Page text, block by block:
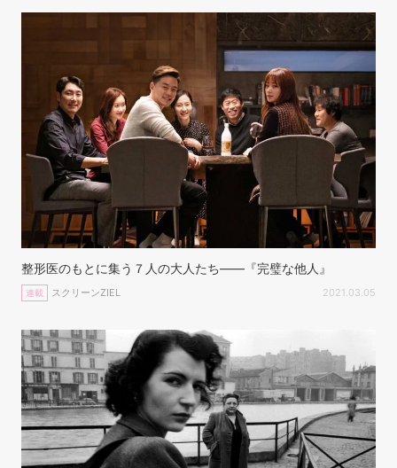
整形医のもとに集う７人の大人たち——『完璧な他人』
連載 スクリーンZIEL 2021.03.05